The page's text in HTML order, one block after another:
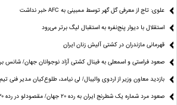
علوی: تاج از معرفی گل گهر توسط ممبینی به AFC خبر نداشت
استقلال با دیوار پنج‌نفره به استقبال لیگ برتر می‌رود
قهرمانی مازندران در کشتی آلیش زنان ایران
صعود فراستی و اسمعلی به فینال کشتی آزاد نوجوانان جهان/ شانس برنز ۳ آزادکار
بازدید معاون وزیر از اردوی والیبال/ لی نیامد، طلوع‌کیان مدیر فنی
صعود مرد شماره یک شطرنج ایران به رده ۲۰ جهان/ مقصودلو در رده ۳۰